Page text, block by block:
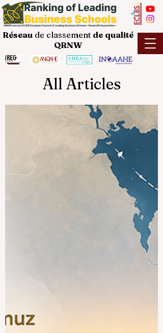
Réseau de classement de qualité
QRNW
All Articles